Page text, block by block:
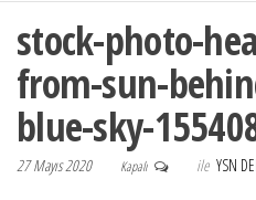
stock-photo-
from-sun-
blue-sky-
27 Mayıs 2020 Kapalı ile YSN